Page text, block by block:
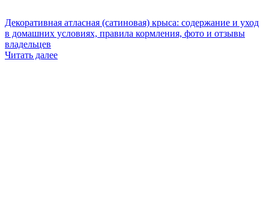
Декоративная атласная (сатиновая) крыса: содержание и уход
в домашних условиях, правила кормления, фото и отзывы
владельцев
Читать далее